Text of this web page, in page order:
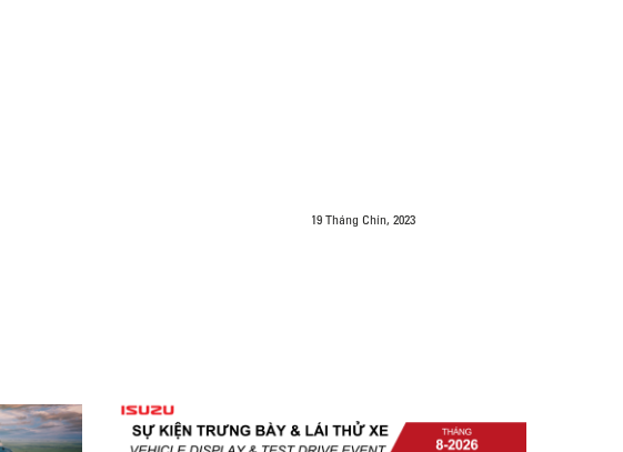
19 Tháng Chín, 2023